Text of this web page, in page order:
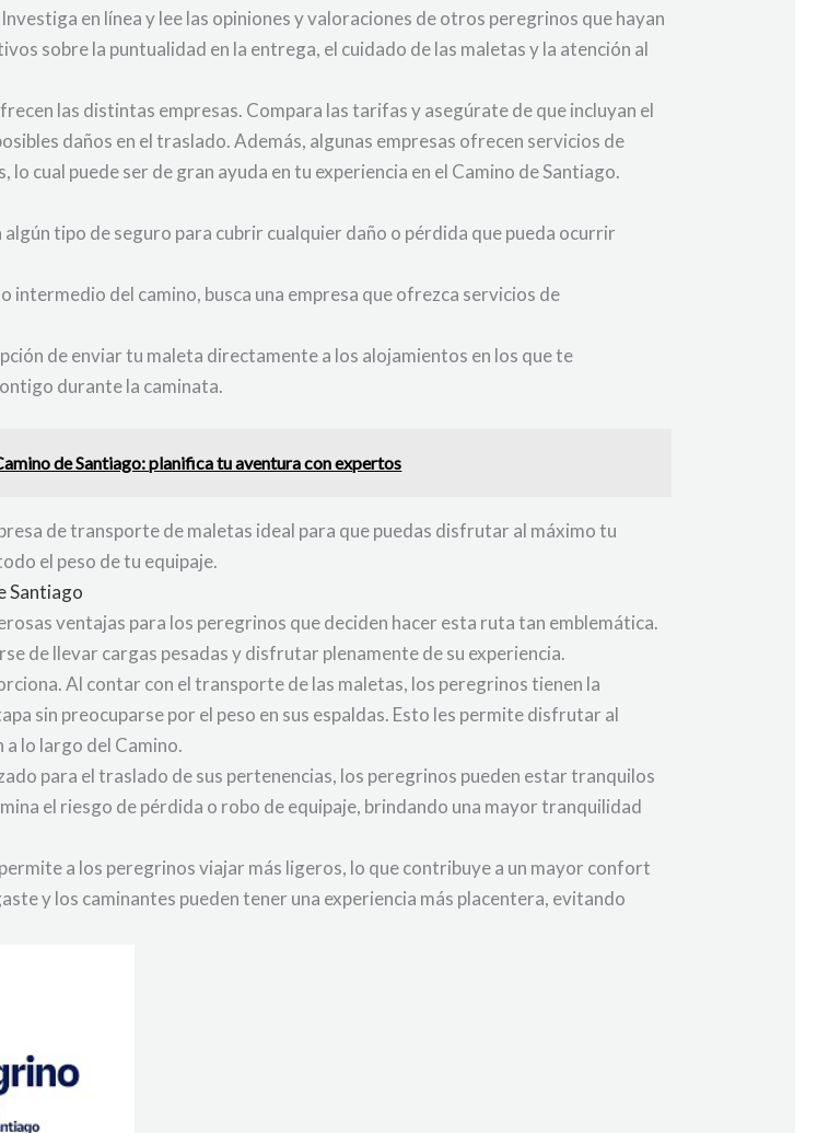
en línea y lee las opiniones y valoraciones de otros peregrinos que hayan
sobre la puntualidad en la entrega, el cuidado de las maletas y la atención al
las distintas empresas. Compara las tarifas y asegúrate de que incluyan el
daños en el traslado. Además, algunas empresas ofrecen servicios de
cual puede ser de gran ayuda en tu experiencia en el Camino de Santiago.
tipo de seguro para cubrir cualquier daño o pérdida que pueda ocurrir
intermedio del camino, busca una empresa que ofrezca servicios de
de enviar tu maleta directamente a los alojamientos en los que te
durante la caminata.
de Santiago: planifica tu aventura con expertos
de transporte de maletas ideal para que puedas disfrutar al máximo tu
el peso de tu equipaje.
Santiago
ventajas para los peregrinos que deciden hacer esta ruta tan emblemática.
de llevar cargas pesadas y disfrutar plenamente de su experiencia.
Al contar con el transporte de las maletas, los peregrinos tienen la
sin preocuparse por el peso en sus espaldas. Esto les permite disfrutar al
lo largo del Camino.
para el traslado de sus pertenencias, los peregrinos pueden estar tranquilos
el riesgo de pérdida o robo de equipaje, brindando una mayor tranquilidad
a los peregrinos viajar más ligeros, lo que contribuye a un mayor confort
y los caminantes pueden tener una experiencia más placentera, evitando